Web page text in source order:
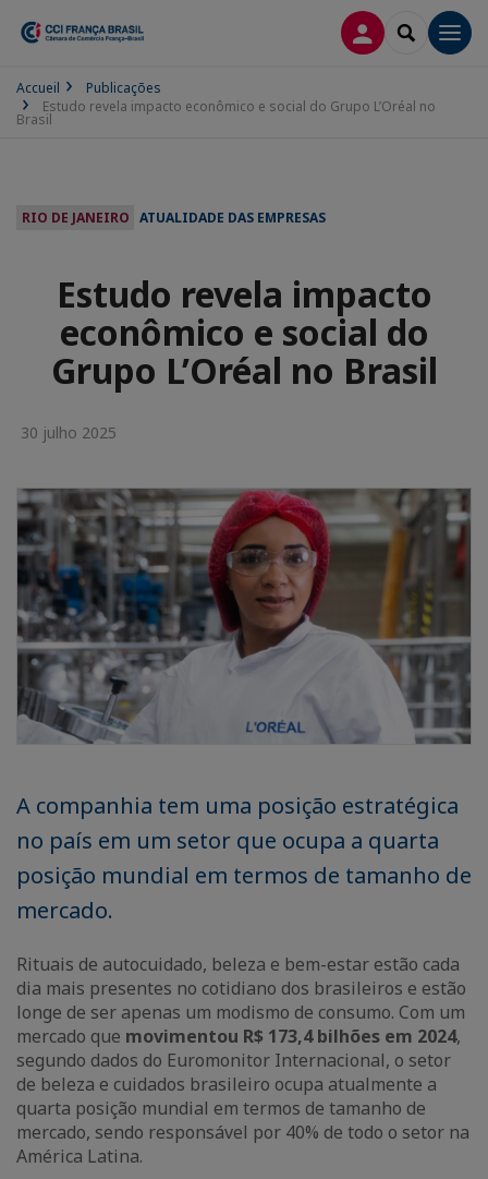
CONEXÃOSEARCH
Accueil
Publicações
Estudo revela impacto econômico e social do Grupo L’Oréal no
Brasil
RIO DE JANEIRO ATUALIDADE DAS EMPRESAS
Estudo revela impacto
econômico e social do
Grupo L’Oréal no Brasil
30 julho 2025
A companhia tem uma posição estratégica
no país em um setor que ocupa a quarta
posição mundial em termos de tamanho de
mercado.
Rituais de autocuidado, beleza e bem-estar estão cada
dia mais presentes no cotidiano dos brasileiros e estão
longe de ser apenas um modismo de consumo. Com um
mercado que movimentou R$ 173,4 bilhões em 2024,
segundo dados do Euromonitor Internacional, o setor
de beleza e cuidados brasileiro ocupa atualmente a
quarta posição mundial em termos de tamanho de
mercado, sendo responsável por 40% de todo o setor na
América Latina.